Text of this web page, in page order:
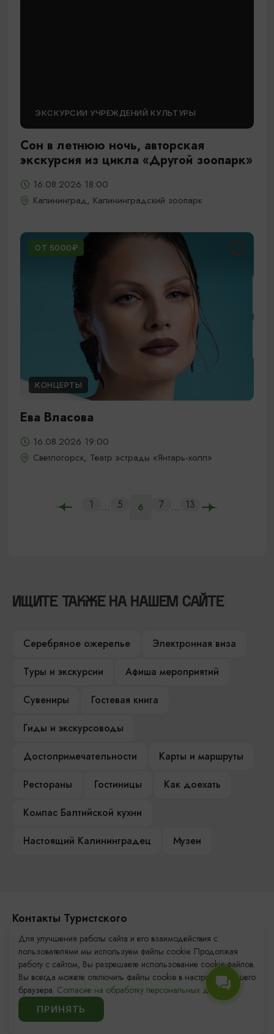
ЭКСКУРСИИ УЧРЕЖДЕНИЙ КУЛЬТУРЫ
Сон в летнюю ночь, авторская
экскурсия из цикла «Другой зоопарк»
16.08.2026 18:00
Калининград, Калининградский зоопарк
ОТ 5000₽
КОНЦЕРТЫ
Ева Власова
16.08.2026 19:00
Светлогорск, Театр эстрады «Янтарь-холл»
1 ... 5 6 7 ... 13
ИЩИТЕ ТАКЖЕ НА НАШЕМ САЙТЕ
Серебряное ожерелье
Электронная виза
Туры и экскурсии
Афиша мероприятий
Сувениры
Гостевая книга
Гиды и экскурсоводы
Достопримечательности
Карты и маршруты
Рестораны
Гостиницы
Как доехать
Компас Балтийской кухни
Настоящий Калининградец
Музеи
Контакты Туристского
информационного центра
+7 (4012) 555-200
8 (800) 200-55-39
info@visit-kaliningrad.ru
Для улучшения работы сайта и его взаимодействия с
пользователями мы используем файлы cookie. Продолжая
работу с сайтом, Вы разрешаете использование cookie-файлов.
Вы всегда можете отключить файлы cookie в настройках Вашего
браузера. Согласие на обработку персональных данных.
ПРИНЯТЬ